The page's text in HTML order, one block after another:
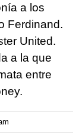
a los
Ferdinand.
United.
a la que
entre